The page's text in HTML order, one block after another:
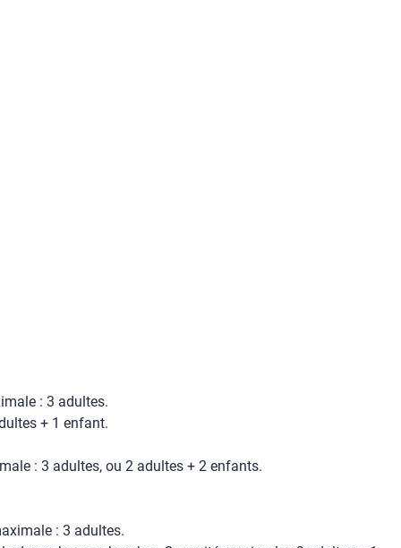
: 3 adultes.
+ 1 enfant.
: 3 adultes, ou 2 adultes + 2 enfants.
: 3 adultes.